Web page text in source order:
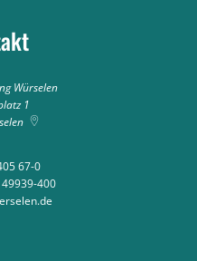
Würselen
1
67-0
400